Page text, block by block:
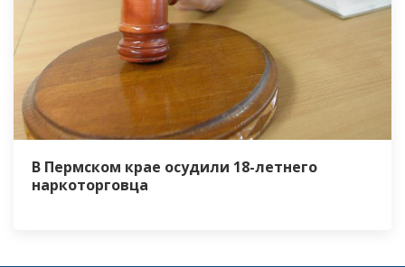
В Пермском крае осудили 18-летнего
наркоторговца